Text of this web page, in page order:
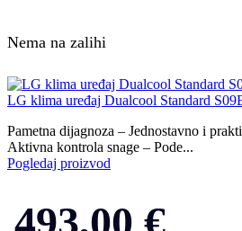
Nema na zalihi
LG klima uređaj Dualcool Standard
Pametna dijagnoza – Jednostavno i
Aktivna kontrola snage – Pode...
Pogledaj proizvod